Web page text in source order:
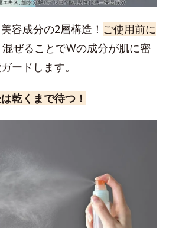
容成分の2層構造！ ご使用前に
混ぜることでWの成分が肌に密
ードします。
乾くまで待つ！